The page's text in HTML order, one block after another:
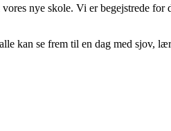
nye skole. Vi er begejstrede
kan se frem til en dag med sjov,